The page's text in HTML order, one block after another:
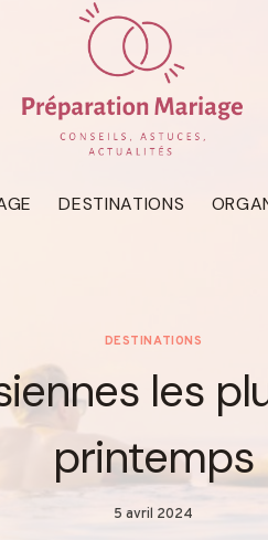
DESTINATIONS
DESTINATIONS
les
printemps
5 avril 2024